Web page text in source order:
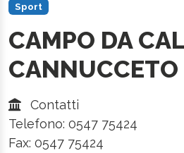
Sport
CAMPO DA
CANNUCCETO
Contatti
Telefono: 0547 75424
Fax: 0547 75424